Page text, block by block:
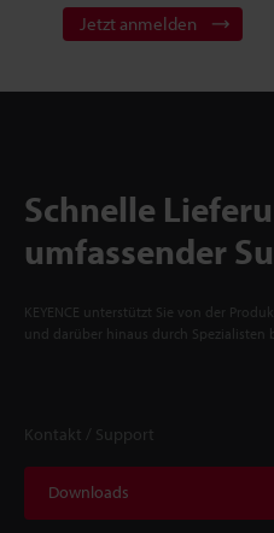
Jetzt anmelden
Schnelle
umfassender
KEYENCE unterstützt Sie von der
und darüber hinaus durch Spezialisten
Kontakt / Support
Downloads